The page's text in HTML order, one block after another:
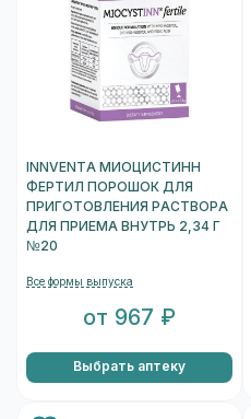
INNVENTA МИОЦИСТИНН
ФЕРТИЛ ПОРОШОК ДЛЯ
ПРИГОТОВЛЕНИЯ РАСТВОРА
ДЛЯ ПРИЕМА ВНУТРЬ 2,34 Г
№20
Все формы выпуска
от 967 ₽
Выбрать аптеку